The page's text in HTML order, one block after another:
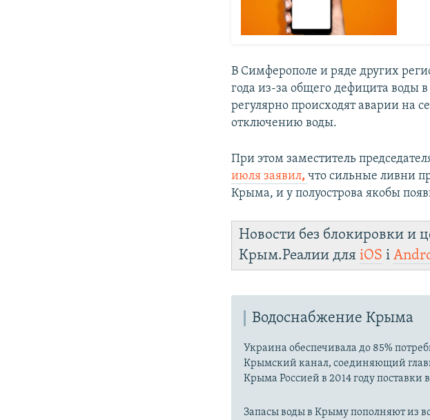
В Симферополе и ряде других
года из-за общего дефицита воды
регулярно происходят аварии на
отключению воды.​
При этом заместитель
июля заявил,что сильные ливни
Крыма, и у полуострова якобы
Новости без блокировки и
Крым.Реалии дляiOS і
Водоснабжение Крыма
Украина обеспечивала до 85%
Крымский канал, соединяющий
Крыма Россией в 2014 году поставки
Запасы воды в Крыму пополняют из